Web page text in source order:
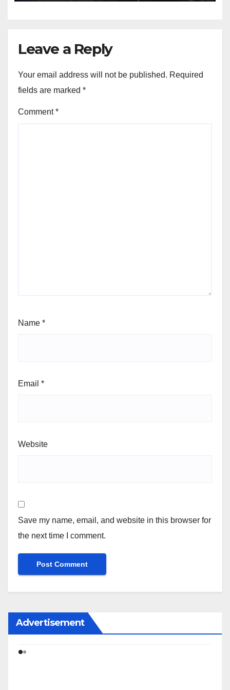
Leave a Reply
Your email address will not be published. Required
fields are marked *
Comment*
Name *
Email *
Website
Save my name, email, and website in this browser for
the next time I comment.
Advertisement